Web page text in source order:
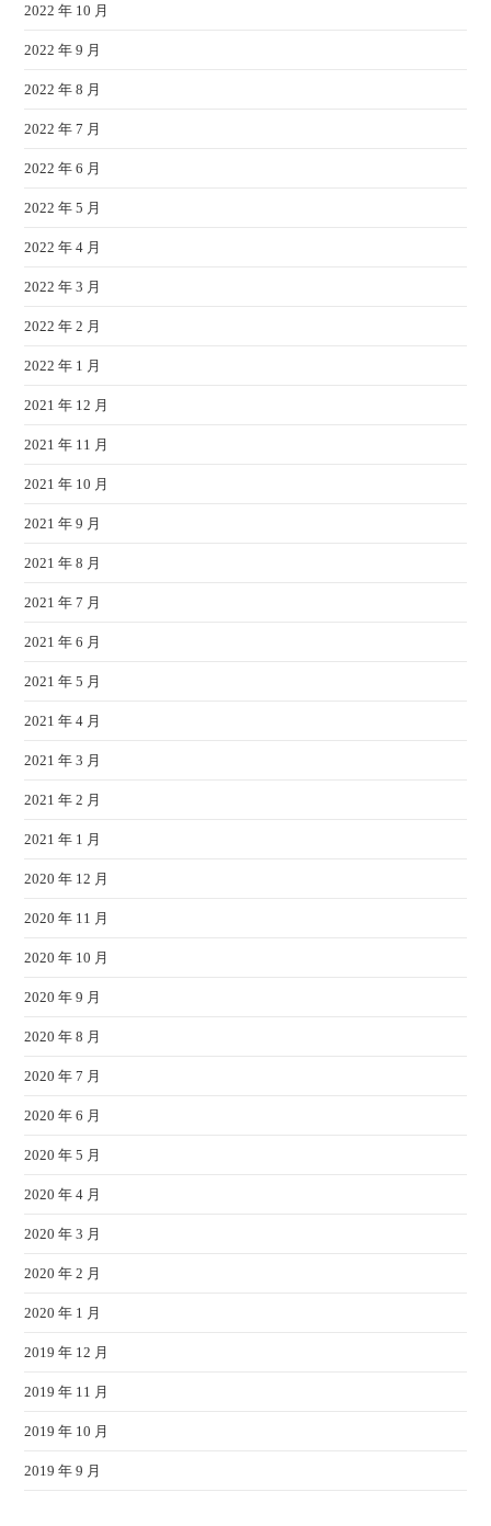
2022 年 10 月
2022 年 9 月
2022 年 8 月
2022 年 7 月
2022 年 6 月
2022 年 5 月
2022 年 4 月
2022 年 3 月
2022 年 2 月
2022 年 1 月
2021 年 12 月
2021 年 11 月
2021 年 10 月
2021 年 9 月
2021 年 8 月
2021 年 7 月
2021 年 6 月
2021 年 5 月
2021 年 4 月
2021 年 3 月
2021 年 2 月
2021 年 1 月
2020 年 12 月
2020 年 11 月
2020 年 10 月
2020 年 9 月
2020 年 8 月
2020 年 7 月
2020 年 6 月
2020 年 5 月
2020 年 4 月
2020 年 3 月
2020 年 2 月
2020 年 1 月
2019 年 12 月
2019 年 11 月
2019 年 10 月
2019 年 9 月